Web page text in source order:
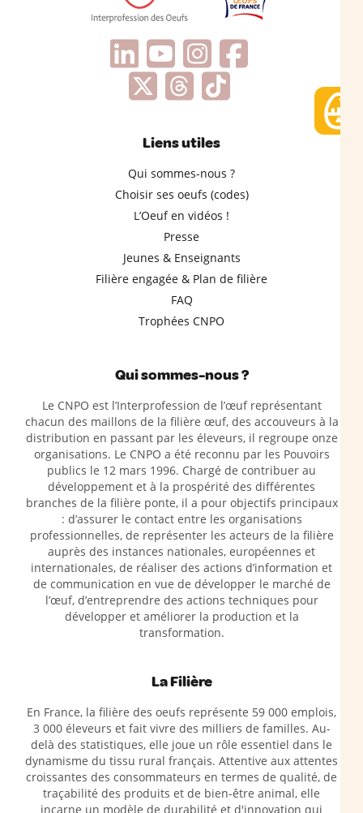
Liens utiles
Qui sommes-nous ?
Choisir ses oeufs (codes)
L’Oeuf en vidéos !
Presse
Jeunes & Enseignants
Filière engagée & Plan de filière
FAQ
Trophées CNPO
Qui sommes-nous ?
Le CNPO est l’Interprofession de l’œuf représentant
chacun des maillons de la filière œuf, des accouveurs à la
distribution en passant par les éleveurs, il regroupe onze
organisations. Le CNPO a été reconnu par les Pouvoirs
publics le 12 mars 1996. Chargé de contribuer au
développement et à la prospérité des différentes
branches de la filière ponte, il a pour objectifs principaux
: d’assurer le contact entre les organisations
professionnelles, de représenter les acteurs de la filière
auprès des instances nationales, européennes et
internationales, de réaliser des actions d’information et
de communication en vue de développer le marché de
l’œuf, d’entreprendre des actions techniques pour
développer et améliorer la production et la
transformation.
La Filière
En France, la filière des oeufs représente 59 000 emplois,
3 000 éleveurs et fait vivre des milliers de familles. Au-
delà des statistiques, elle joue un rôle essentiel dans le
dynamisme du tissu rural français. Attentive aux attentes
croissantes des consommateurs en termes de qualité, de
traçabilité des produits et de bien-être animal, elle
incarne un modèle de durabilité et d'innovation qui